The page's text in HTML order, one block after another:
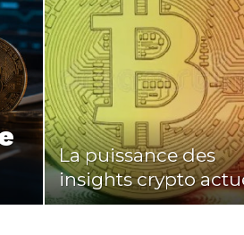
La puissance des
insights crypto